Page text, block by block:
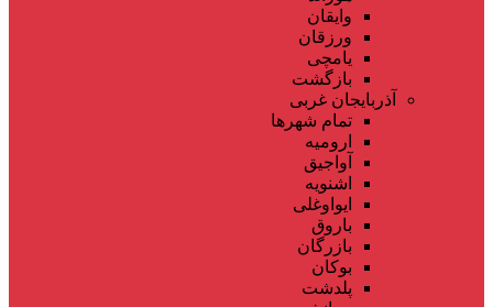
وایقان
ورزقان
یامچی
بازگشت
آذربایجان غربی
تمام شهر‌ها
ارومیه
آواجیق
اشنویه
ایواوغلی
باروق
بازرگان
بوکان
پلدشت